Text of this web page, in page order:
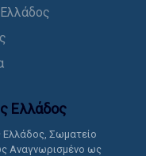
Ελλάδoς
Σωματείο
Αναγνωρισμένο ως